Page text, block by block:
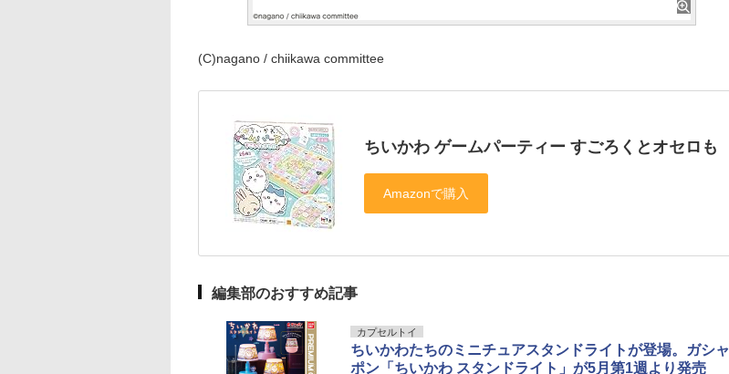
(C)nagano / chiikawa committee
ちいかわ ゲームパーティー すごろくとオセロも
編集部のおすすめ記事
カプセルトイ
ちいかわたちのミニチュアスタンドライトが登場。ガシャ
ポン「ちいかわ スタンドライト」が5月第1週より発売